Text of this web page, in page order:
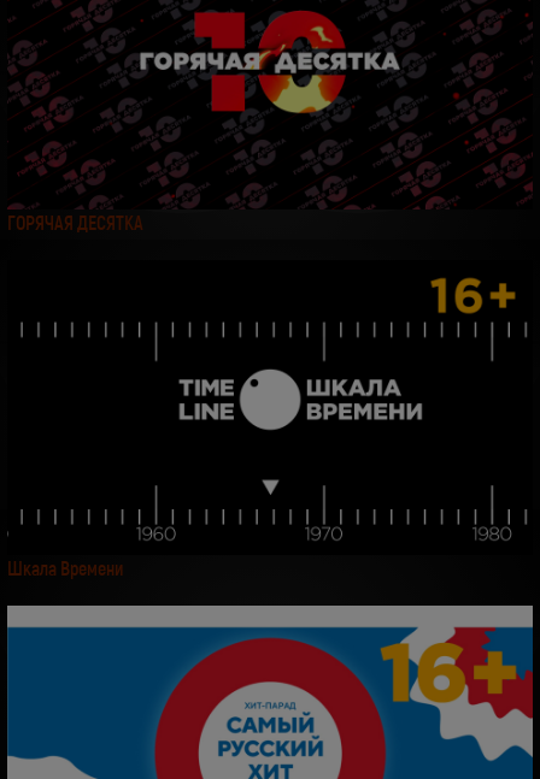
ГОРЯЧАЯ ДЕСЯТКА
Шкала Времени